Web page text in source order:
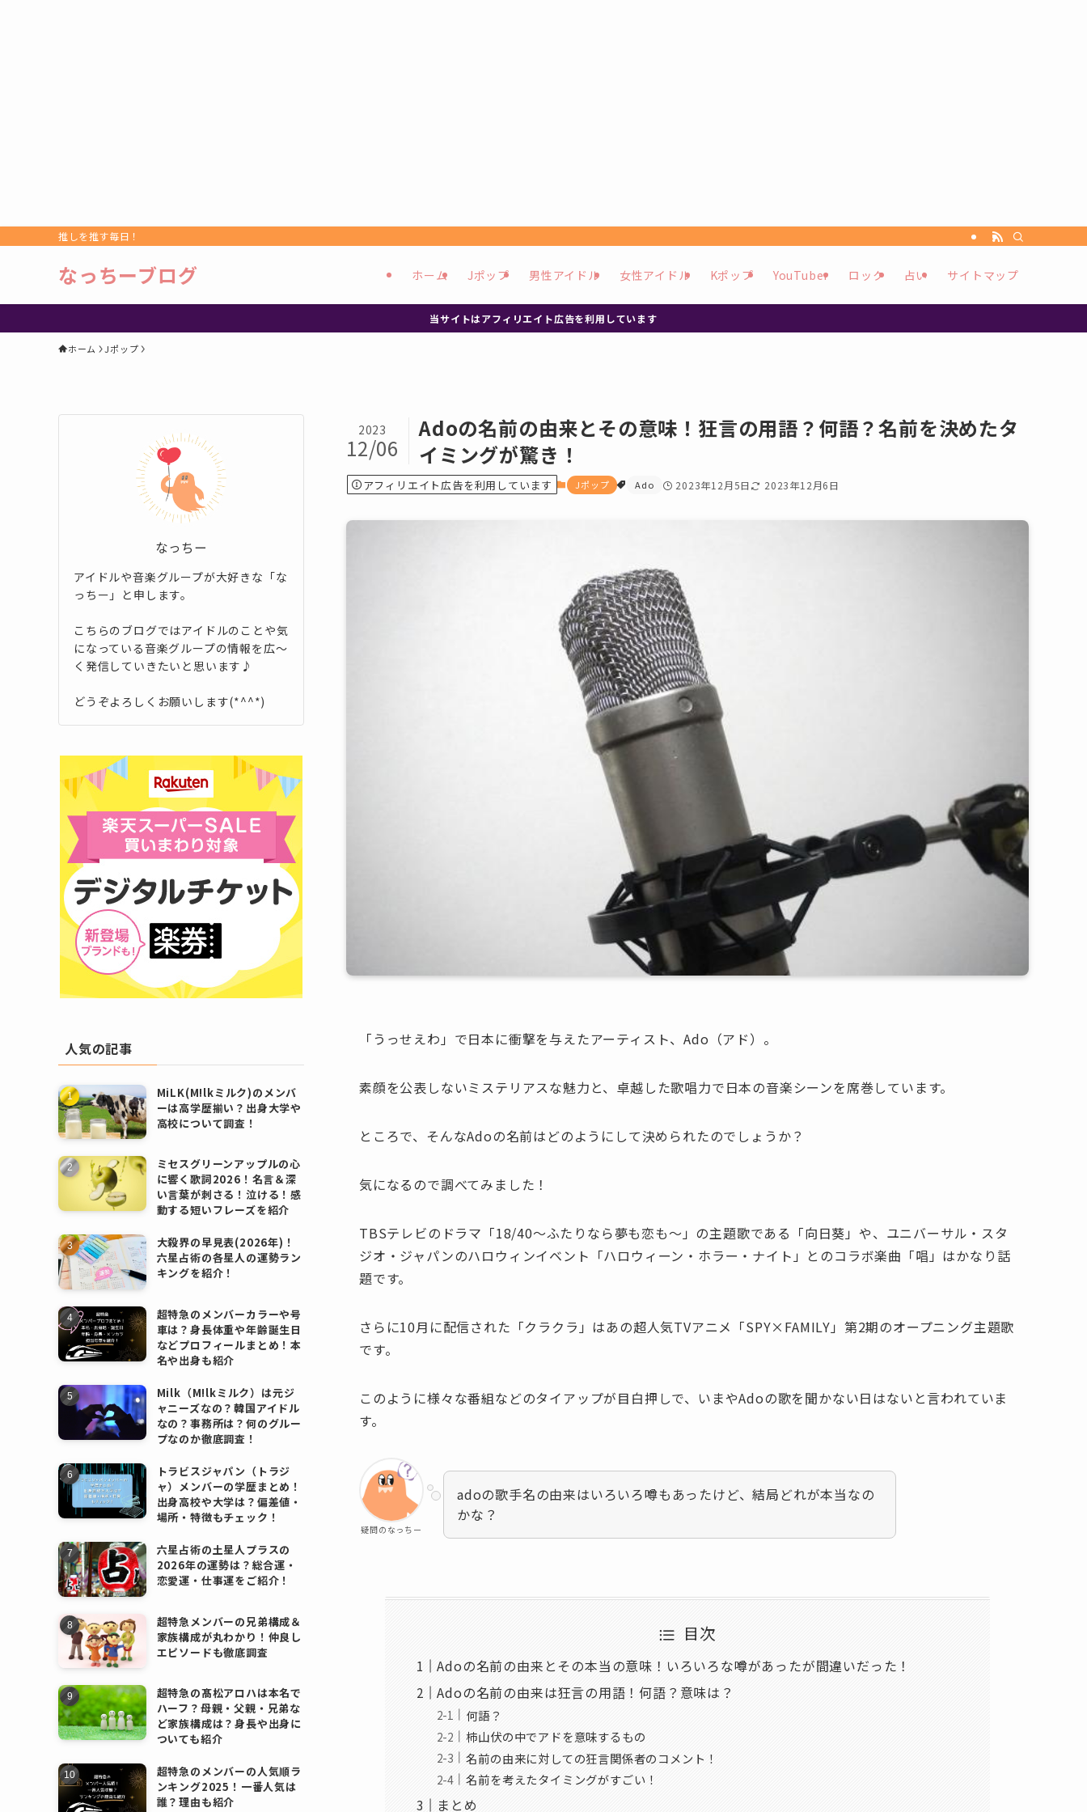
推しを推す毎日！
なっちーブログ ホーム Jポップ 男性アイドル 女性アイドル Kポップ YouTuber ロック 占い サイトマップ
当サイトはアフィリエイト広告を利用しています
ホーム Jポップ
Adoの名前の由来とその意味！狂言の用語？何語？名前を決めたタ
イミングが驚き！
2023
12/06
アフィリエイト広告を利用しています Jポップ Ado 2023年12月5日 2023年12月6日
「うっせえわ」で日本に衝撃を与えたアーティスト、Ado（アド）。
素顔を公表しないミステリアスな魅力と、卓越した歌唱力で日本の音楽シーンを席巻しています。
ところで、そんなAdoの名前はどのようにして決められたのでしょうか？
気になるので調べてみました！
TBSテレビのドラマ「18/40～ふたりなら夢も恋も～」の主題歌である「向日葵」や、ユニバーサル・スタ
ジオ・ジャパンのハロウィンイベント「ハロウィーン・ホラー・ナイト」とのコラボ楽曲「唱」はかなり話
題です。
さらに10月に配信された「クラクラ」はあの超人気TVアニメ「SPY×FAMILY」第2期のオープニング主題歌
です。
このように様々な番組などのタイアップが目白押しで、いまやAdoの歌を聞かない日はないと言われていま
す。
疑問のなっちー
adoの歌手名の由来はいろいろ噂もあったけど、結局どれが本当なの
かな？
目次
Adoの名前の由来とその本当の意味！いろいろな噂があったが間違いだった！
Adoの名前の由来は狂言の用語！何語？意味は？
何語？
柿山伏の中でアドを意味するもの
名前の由来に対しての狂言関係者のコメント！
名前を考えたタイミングがすごい！
まとめ
なっちー
アイドルや音楽グループが大好きな「な
っちー」と申します。
こちらのブログではアイドルのことや気
になっている音楽グループの情報を広～
く発信していきたいと思います♪
どうぞよろしくお願いします(*^^*)
人気の記事
MiLK(M!lkミルク)のメンバ
ーは高学歴揃い？出身大学や
高校について調査！
ミセスグリーンアップルの心
に響く歌詞2026！名言＆深
い言葉が刺さる！泣ける！感
動する短いフレーズを紹介
大殺界の早見表(2026年)！
六星占術の各星人の運勢ラン
キングを紹介！
超特急のメンバーカラーや号
車は？身長体重や年齢誕生日
などプロフィールまとめ！本
名や出身も紹介
Milk（M!lkミルク）は元ジ
ャニーズなの？韓国アイドル
なの？事務所は？何のグルー
プなのか徹底調査！
トラビスジャパン（トラジ
ャ）メンバーの学歴まとめ！
出身高校や大学は？偏差値・
場所・特徴もチェック！
六星占術の土星人プラスの
2026年の運勢は？総合運・
恋愛運・仕事運をご紹介！
超特急メンバーの兄弟構成＆
家族構成が丸わかり！仲良し
エピソードも徹底調査
超特急の髙松アロハは本名で
ハーフ？母親・父親・兄弟な
ど家族構成は？身長や出身に
ついても紹介
超特急のメンバーの人気順ラ
ンキング2025！一番人気は
誰？理由も紹介